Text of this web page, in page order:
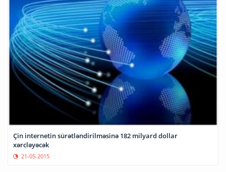
Çin internetin sürətləndirilməsinə 182 milyard dollar
xərcləyəcək
21-05-2015